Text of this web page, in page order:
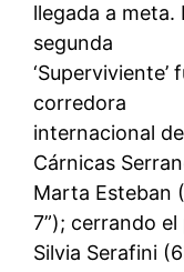
llegada a meta.
segunda
‘Superviviente’
corredora
internacional
Cárnicas
Marta Esteban
7”); cerrando el
Silvia Serafini